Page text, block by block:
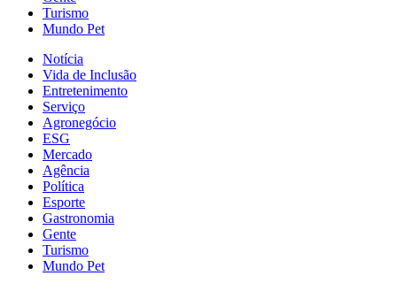
Turismo
Mundo Pet
Notícia
Vida de Inclusão
Entretenimento
Serviço
Agronegócio
ESG
Mercado
Agência
Política
Esporte
Gastronomia
Gente
Turismo
Mundo Pet